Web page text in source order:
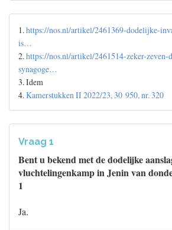
1.https://nos.nl/artikel/2461369-dodelijke-
is…
2.https://nos.nl/artikel/2461514-zeker-zeven-
synagoge…
3. Idem
4.Kamerstukken II 2022/23, 30 950, nr. 320
Vraag 1
Bent u bekend met de dodelijke
vluchtelingenkamp in Jenin van
1
Ja.